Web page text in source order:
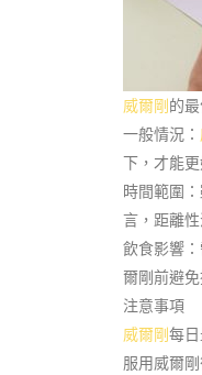
威爾剛的
一般情況：
下，才能
時間範圍
言，距離
飲食影響
爾剛前避
注意事項
威爾剛每
服用威爾